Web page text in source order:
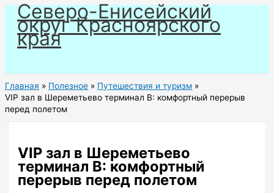
Перейти
содержимому
Северо-Енисейский
округ Красноярского
края
Главная Полезное
Путешествия и туризм
VIP зал в Шереметьево терминал B: комфортный перерыв
перед полетом
VIP зал в Шереметьево
терминал B: комфортный
перерыв перед полетом